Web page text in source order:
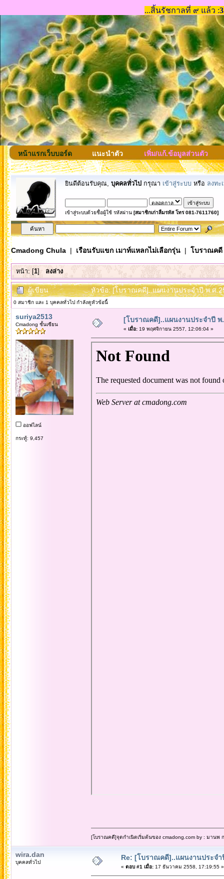
หน้าแรกเว็บบอร์ด แนะนำตัว เพิ่ม/แก้.ข้อมูลส่วนตัว
ยินดีต้อนรับคุณ, บุคคลทั่วไป กรุณา เข้าสู่ระบบ หรือ ลงทะ
เข้าสู่ระบบด้วยชื่อผู้ใช้ รหัสผ่าน [สมาชิกเก่าลืมรหัส โทร 081-7611760]
Cmadong Chula| เรือนรับแขก เมาท์แหลกไม่เลือกรุ่น| โบราณคดี
หน้า: [1] ลงล่าง
ผู้เขียน หัวข้อ: [โบราณคดี]..แผนงานประจำปี พ.ศ
0 สมาชิก และ 1 บุคคลทั่วไป กำลังดูหัวข้อนี้
suriya2513
Cmadong ชั้นเซียน
ออฟไลน์
กระทู้: 9,457
[โบราณคดี]..แผนงานประจำปี พ
« เมื่อ:19 พฤศจิกายน 2557, 12:06:04 »
[โบราณคดี]จุดกำเนิดเริ่มต้นของ cmadong.com by : มานพ
wira.dan
บุคคลทั่วไป
Re: [โบราณคดี]..แผนงานประจำ
« ตอบ #1 เมื่อ:17 ธันวาคม 2558, 17:19:55 »